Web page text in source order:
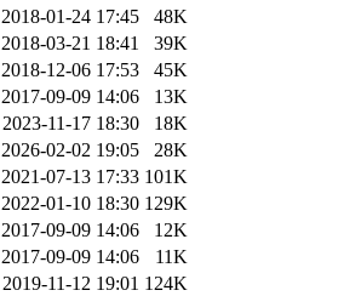
2018-01-24 17:45
48K
2018-03-21 18:41
39K
2018-12-06 17:53
45K
2017-09-09 14:06
13K
2023-11-17 18:30
18K
2026-02-02 19:05
28K
2021-07-13 17:33 101K
2022-01-10 18:30 129K
2017-09-09 14:06
12K
2017-09-09 14:06
11K
2019-11-12 19:01 124K